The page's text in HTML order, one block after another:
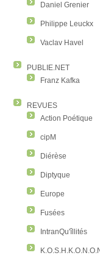
Daniel Grenier
Philippe Leuckx
Vaclav Havel
PUBLIE.NET
Franz Kafka
REVUES
Action Poétique
cipM
Diérèse
Diptyque
Europe
Fusées
IntranQu'îllités